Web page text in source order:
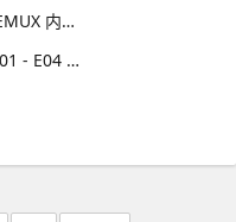
【原盘】江山美人 (2008) 1080P REMUX 内封简繁特效字幕
九门（2026）4K HDR 60FPS S01E01 - E04 DTS音轨 HiveWeb